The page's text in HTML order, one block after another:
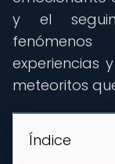
y el
fenómenos
experiencias
meteoritos
Índice